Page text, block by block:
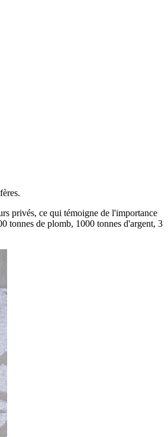
privés, ce qui témoigne de l'importance
tonnes de plomb, 1000 tonnes d'argent, 3